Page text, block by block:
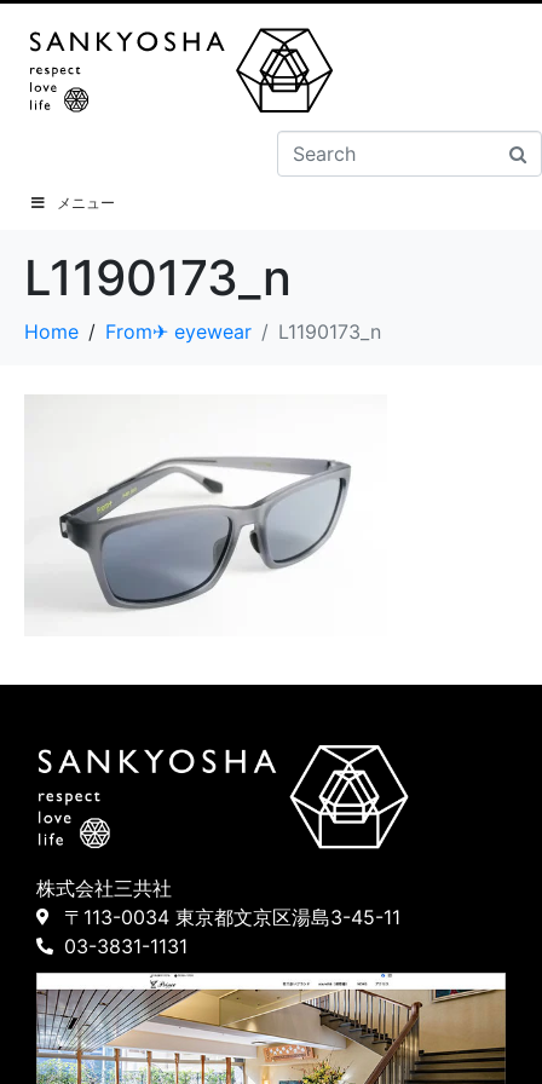
メニュー
L1190173_n
Home From✈ eyewear L1190173_n
株式会社三共社
〒113-0034 東京都文京区湯島3-45-11
03-3831-1131